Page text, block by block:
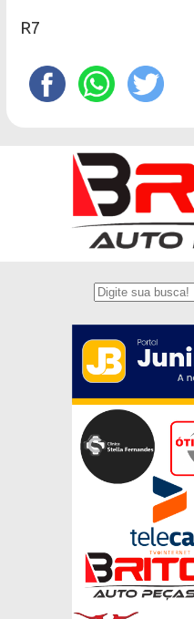
R7